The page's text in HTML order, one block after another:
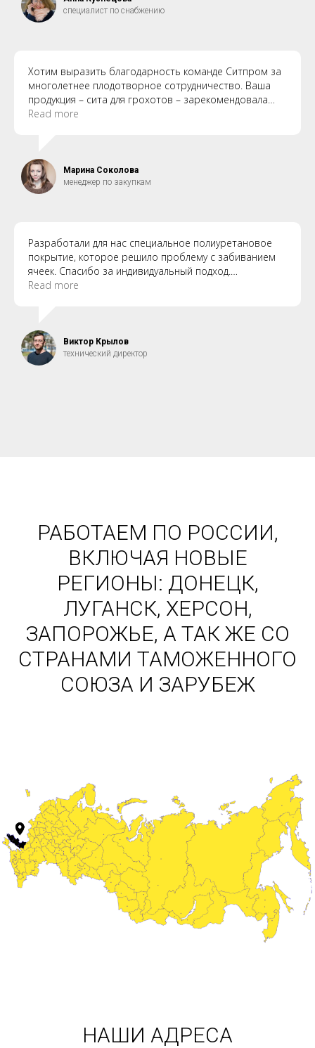
специалист по снабжению
Хотим выразить благодарность команде Ситпром за
многолетнее плодотворное сотрудничество. Ваша
продукция – сита для грохотов – зарекомендовала
себя как надежная, износостойкая и эффективная в
Read more
Марина Соколова
менеджер по закупкам
Разработали для нас специальное полиуретановое
покрытие, которое решило проблему с забиванием
ячеек. Спасибо за индивидуальный подход.
Рекомендуем Ситпром как проверенного надежного
Read more
Виктор Крылов
технический директор
РАБОТАЕМ ПО РОССИИ,
ВКЛЮЧАЯ НОВЫЕ
РЕГИОНЫ: ДОНЕЦК,
ЛУГАНСК, ХЕРСОН,
ЗАПОРОЖЬЕ, А ТАК ЖЕ СО
СТРАНАМИ ТАМОЖЕННОГО
СОЮЗА И ЗАРУБЕЖ
НАШИ АДРЕСА